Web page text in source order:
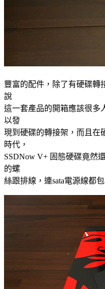
豐富的配件，除了有硬碟轉
說
這一套產品的開箱應該很多
以發
現到硬碟的轉接架，而且在
時代，
SSDNow V+ 固態硬碟竟然
的螺
絲跟排線，連sata電源線都